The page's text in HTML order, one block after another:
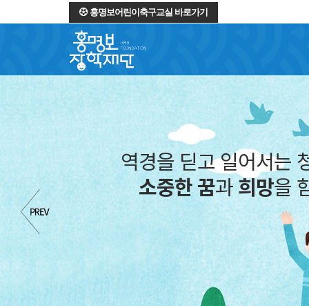
홍명보어린이축구교실 바로가기
역경을 딛고 일어서는
소중한 꿈과희망을